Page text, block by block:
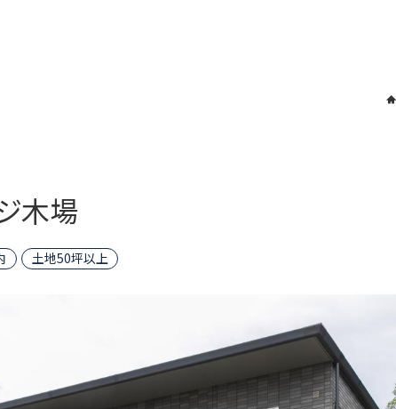
木場
土地50坪以上